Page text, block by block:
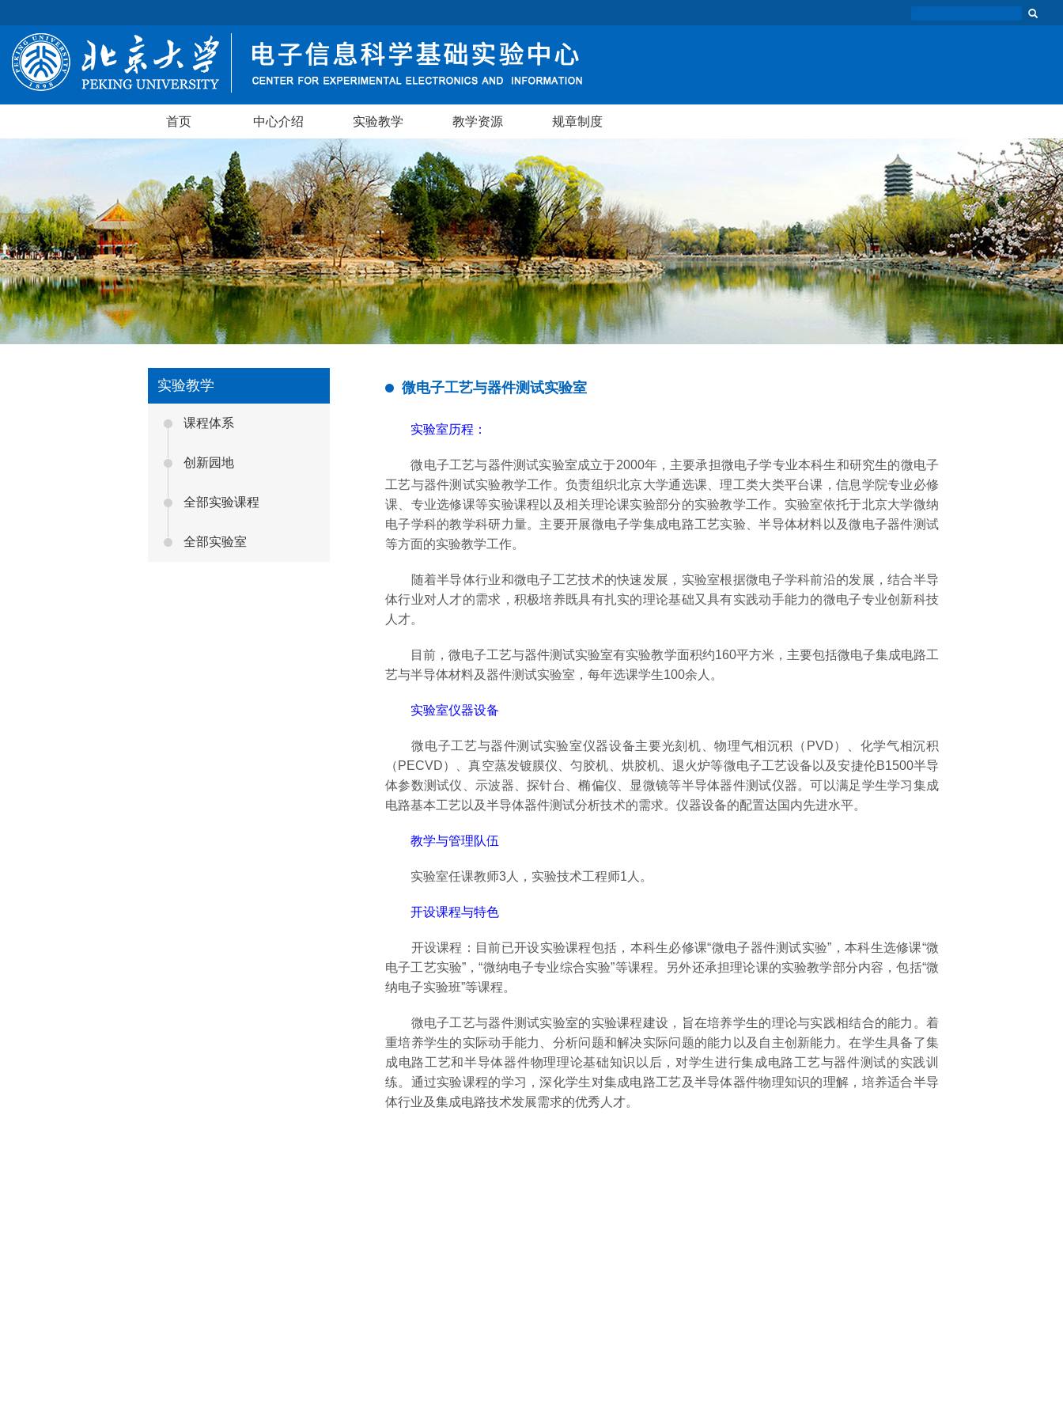
首页 中心介绍 实验教学 教学资源 规章制度
实验教学
课程体系
创新园地
全部实验课程
全部实验室
微电子工艺与器件测试实验室
实验室历程：
微电子工艺与器件测试实验室成立于2000年，主要承担微电子学专业本科生和研究生的微电子
工艺与器件测试实验教学工作。负责组织北京大学通选课、理工类大类平台课，信息学院专业必修
课、专业选修课等实验课程以及相关理论课实验部分的实验教学工作。实验室依托于北京大学微纳
电子学科的教学科研力量。主要开展微电子学集成电路工艺实验、半导体材料以及微电子器件测试
等方面的实验教学工作。
随着半导体行业和微电子工艺技术的快速发展，实验室根据微电子学科前沿的发展，结合半导
体行业对人才的需求，积极培养既具有扎实的理论基础又具有实践动手能力的微电子专业创新科技
人才。
目前，微电子工艺与器件测试实验室有实验教学面积约160平方米，主要包括微电子集成电路工
艺与半导体材料及器件测试实验室，每年选课学生100余人。
实验室仪器设备
微电子工艺与器件测试实验室仪器设备主要光刻机、物理气相沉积（PVD）、化学气相沉积
（PECVD）、真空蒸发镀膜仪、匀胶机、烘胶机、退火炉等微电子工艺设备以及安捷伦B1500半导
体参数测试仪、示波器、探针台、椭偏仪、显微镜等半导体器件测试仪器。可以满足学生学习集成
电路基本工艺以及半导体器件测试分析技术的需求。仪器设备的配置达国内先进水平。
教学与管理队伍
实验室任课教师3人，实验技术工程师1人。
开设课程与特色
开设课程：目前已开设实验课程包括，本科生必修课“微电子器件测试实验”，本科生选修课“微
电子工艺实验”，“微纳电子专业综合实验”等课程。另外还承担理论课的实验教学部分内容，包括“微
纳电子实验班”等课程。
微电子工艺与器件测试实验室的实验课程建设，旨在培养学生的理论与实践相结合的能力。着
重培养学生的实际动手能力、分析问题和解决实际问题的能力以及自主创新能力。在学生具备了集
成电路工艺和半导体器件物理理论基础知识以后，对学生进行集成电路工艺与器件测试的实践训
练。通过实验课程的学习，深化学生对集成电路工艺及半导体器件物理知识的理解，培养适合半导
体行业及集成电路技术发展需求的优秀人才。